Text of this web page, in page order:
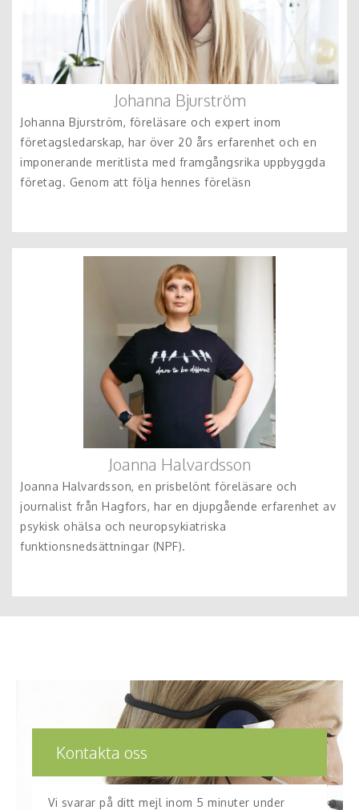
Johanna Bjurström
Johanna Bjurström, föreläsare och expert inom
företagsledarskap, har över 20 års erfarenhet och en
imponerande meritlista med framgångsrika uppbyggda
företag. Genom att följa hennes föreläsn
Joanna Halvardsson
Joanna Halvardsson, en prisbelönt föreläsare och
journalist från Hagfors, har en djupgående erfarenhet av
psykisk ohälsa och neuropsykiatriska
funktionsnedsättningar (NPF).
Kontakta oss
Vi svarar på ditt mejl inom 5 minuter under